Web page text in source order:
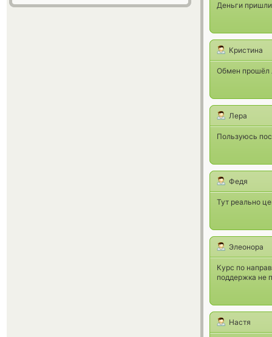
Деньги
Кристина
Обмен прошёл
Лера
Пользуюсь
Федя
Тут реально
Элеонора
Курс по
поддержка не
Настя